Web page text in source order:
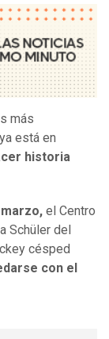
más
ya está en
historia
el Centro
Schüler del
césped
con el